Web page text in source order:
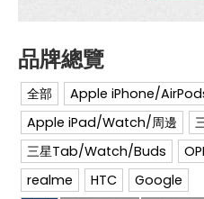
全部
Apple iPhone/
Apple iPad/Watch/周邊
三星Tab/Watch/Buds
realme
HTC
Google